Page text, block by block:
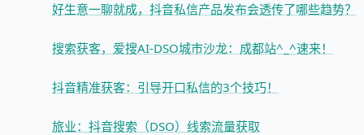
好生意一聊就成，抖音私信产品发布会透传了哪些趋势？
搜索获客，爱搜AI-DSO城市沙龙：成都站^_^速来！
抖音精准获客：引导开口私信的3个技巧！
旅业：抖音搜索（DSO）线索流量获取